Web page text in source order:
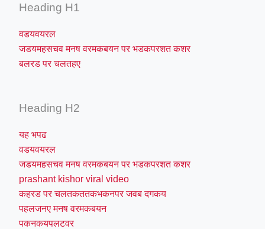
Heading H1
वडयवयरल
जडयमहसचव मनष वरमकबयन पर भडकपरशत कशर
बलरड पर चलतहए
Heading H2
यह भपढ
वडयवयरल
जडयमहसचव मनष वरमकबयन पर भडकपरशत कशर
prashant kishor viral video
कहरड पर चलतकततकभकनपर जवब दगकय
पहलजनए मनष वरमकबयन
पकनकयपलटवर